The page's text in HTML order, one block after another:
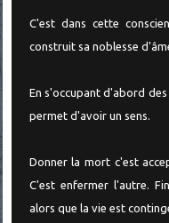
C'est dans cette
construit sa noblesse
En s'occupant d'abord
permet d'avoir un sens.
Donner la mort c'est
C'est enfermer l'autre.
alors que la vie est